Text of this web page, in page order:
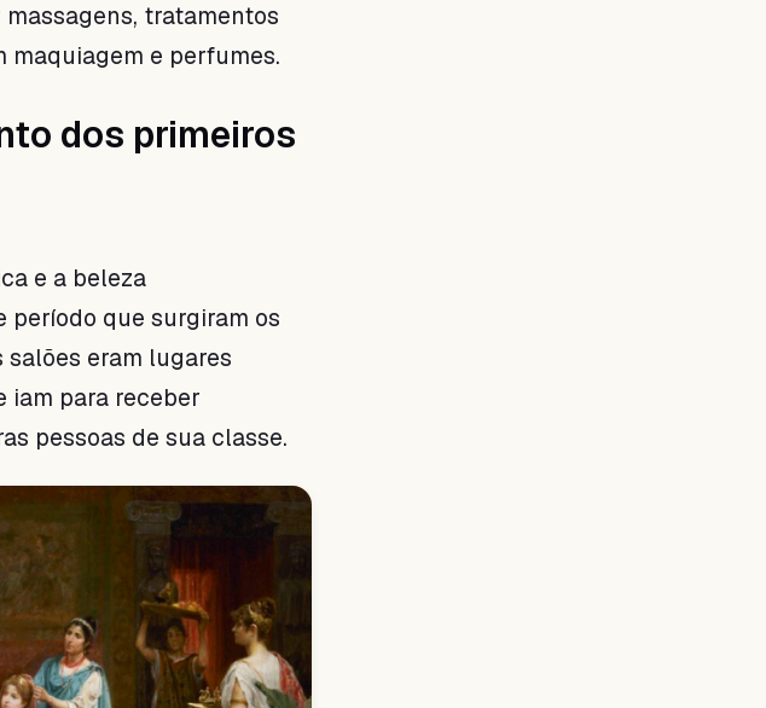
tratamentos
maquiagem e perfumes.
dos primeiros
e a beleza
período que surgiram os
salões eram lugares
iam para receber
pessoas de sua classe.